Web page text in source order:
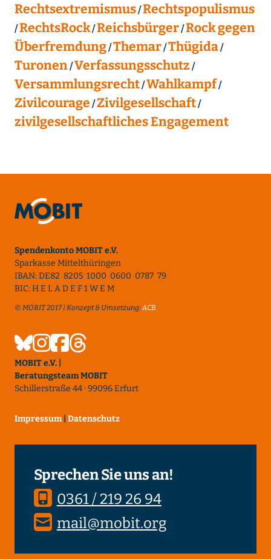
Rechtsextremismus Rechtspopulismus
RechtsRock Reichsbürger Rock gegen
Überfremdung Themar Thügida
Turonen Verfassungsschutz
Versammlungsrecht Wahlkampf
Zivilcourage Zivilgesellschaft
zivilgesellschaftliches Engagement
Spendenkonto MOBIT e.V.
Sparkasse Mittelthüringen
IBAN: DE82 8205 1000 0600 0787 79
BIC: H E L A D E F 1 W E M
© MOBIT 2017 | Konzept & Umsetzung:ACB
MOBIT e.V. |
Beratungsteam MOBIT
Schillerstraße 44 · 99096 Erfurt
Impressum Datenschutz
Sprechen Sie uns an!
0361 / 219 26 94
mail@mobit.org